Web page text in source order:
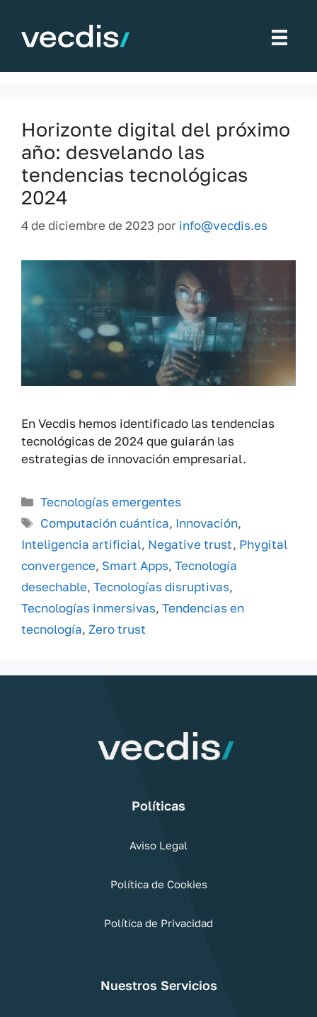
contenido
Tecnología desechable
Horizonte digital del próximo
año: desvelando las
tendencias tecnológicas
2024
4 de diciembre de 2023 por info@vecdis.es
En Vecdis hemos identificado las tendencias
tecnológicas de 2024 que guiarán las
estrategias de innovación empresarial.
Categorías
Tecnologías emergentes
Etiquetas
Computación cuántica, Innovación,
Inteligencia artificial, Negative trust, Phygital
convergence, Smart Apps, Tecnología
desechable, Tecnologías disruptivas,
Tecnologías inmersivas, Tendencias en
tecnología, Zero trust
Políticas
Aviso Legal
Política de Cookies
Política de Privacidad
Nuestros Servicios